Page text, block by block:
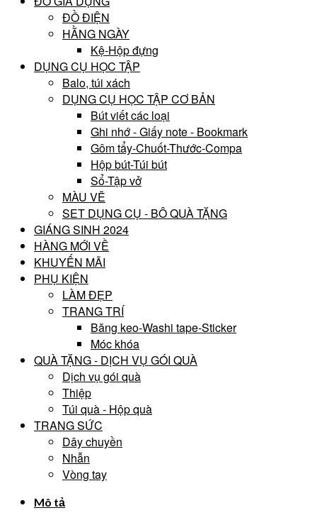
ĐỒ ĐIỆN
HẰNG NGÀY
Kệ-Hộp đựng
DỤNG CỤ HỌC TẬP
Balo, túi xách
DỤNG CỤ HỌC TẬP CƠ BẢN
Bút viết các loại
Ghi nhớ - Giấy note - Bookmark
Gôm tẩy-Chuốt-Thước-Compa
Hộp bút-Túi bút
Sổ-Tập vở
MÀU VẼ
SET DỤNG CỤ - BÔ QUÀ TẶNG
GIÁNG SINH 2024
HÀNG MỚI VỀ
KHUYẾN MÃI
PHỤ KIỆN
LÀM ĐẸP
TRANG TRÍ
Băng keo-Washi tape-Sticker
Móc khóa
QUÀ TẶNG - DỊCH VỤ GÓI QUÀ
Dịch vụ gói quà
Thiệp
Túi quà - Hộp quà
TRANG SỨC
Dây chuyền
Nhẫn
Vòng tay
Mô tả